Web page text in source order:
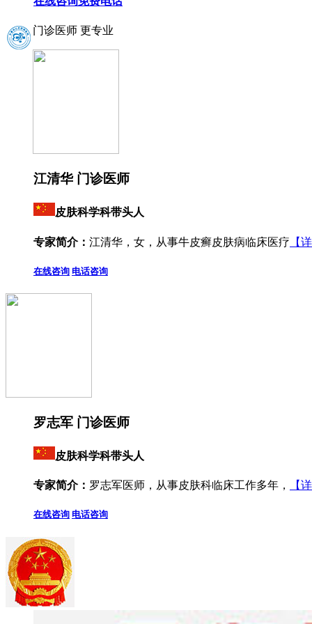
门诊医师 更专业
江清华 门诊医师
皮肤科学科带头人
专家简介： 江清华，女，从事牛皮癣皮肤病临床医疗 【
在线咨询 电话咨询
罗志军 门诊医师
皮肤科学科带头人
专家简介： 罗志军医师，从事皮肤科临床工作多年， 【
在线咨询 电话咨询